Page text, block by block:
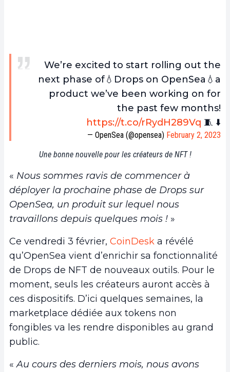
We’re excited to start rolling out the
next phase of💧Drops on OpenSea💧a
product we’ve been working on for
the past few months!
https://t.co/rRydH289Vq 🧵 ⬇️
— OpenSea (@opensea) February 2, 2023
Une bonne nouvelle pour les créateurs de NFT !
« Nous sommes ravis de commencer à
déployer la prochaine phase de Drops sur
OpenSea, un produit sur lequel nous
travaillons depuis quelques mois ! »
Ce vendredi 3 février, CoinDesk a révélé
qu’OpenSea vient d’enrichir sa fonctionnalité
de Drops de NFT de nouveaux outils. Pour le
moment, seuls les créateurs auront accès à
ces dispositifs. D’ici quelques semaines, la
marketplace dédiée aux tokens non
fongibles va les rendre disponibles au grand
public.
«Au cours des derniers mois, nous avons